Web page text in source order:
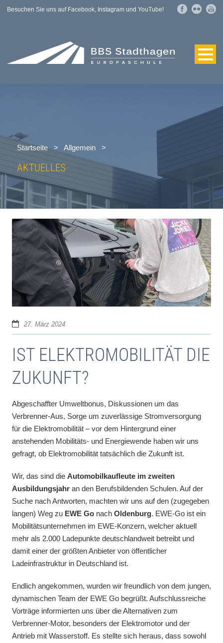
Besuchen Sie uns auf Facebook, Instagram und YouTube!
Startseite > Allgemein >
AKTUELLES
27. März 2024
IST ELEKTROMOBILITÄT DIE
ZUKUNFT?
Abgeschaffter Umweltbonus, Diskussionen um das
Verbrenner-Aus, Sorge um zuverlässige Stromversorgung
für die Elektromobilität – vor dem Hintergrund einer
anstehenden Mobilitäts- und Energiewende haben wir uns
gefragt, ob Elektromobilität tatsächlich die Zukunft ist.
Wir, das sind die Automobilkaufleute im zweiten
Ausbildungsjahr an den Berufsbildenden Schulen. Auf der
Suche nach Antworten, machten wir uns auf den (zugegeben
langen) Weg zu EWE Go nach Oldenburg. EWE-Go ist ein
Mobilitätsunternehmen im EWE-Konzern, welcher aktuell
mehr als 2.000 Ladepunkte deutschlandweit betreibt und
damit einer der größten Anbieter von öffentlicher
Ladeinfrastruktur in Deutschland ist.
Endlich angekommen, wurden wir freundlich von dem jungen,
dynamischen Team der EWE Go begrüßt. Aufschlussreiche
Vorträge informierten uns über die Alternativen zum
Verbrenner-Motor, besonders der Elektromotor und der
Antrieb mit Wasserstoff. Es stellte sich heraus, dass sowohl